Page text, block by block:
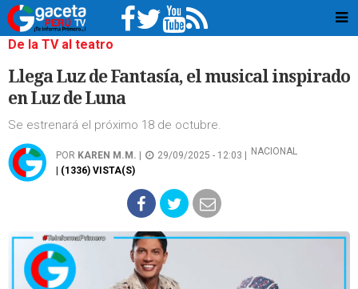
De la TV al teatro
Llega Luz de Fantasía, el musical inspirado
en Luz de Luna
Se estrenará el próximo 18 de octubre.
POR KAREN M.M. 29/09/2025 - 12:03 |
NACIONAL
| (1336) VISTA(S)